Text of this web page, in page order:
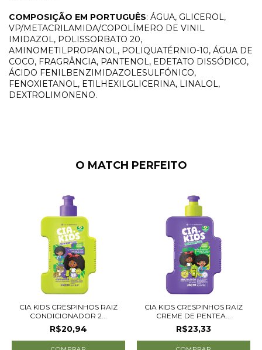
COMPOSIÇÃO EM PORTUGUÊS: ÁGUA, GLICEROL,
VP/METACRILAMIDA/COPOLÍMERO DE VINIL
IMIDAZOL, POLISSORBATO 20,
AMINOMETILPROPANOL, POLIQUATÉRNIO-10, ÁGUA DE
COCO, FRAGRÂNCIA, PANTENOL, EDETATO DISSÓDICO,
ÁCIDO FENILBENZIMIDAZOLESULFÓNICO,
FENOXIETANOL, ETILHEXILGLICERINA, LINALOL,
DEXTROLIMONENO.
O MATCH PERFEITO
CIA KIDS CRESPINHOS RAIZ
CONDICIONADOR 2...
R$20,94
CIA KIDS CRESPINHOS RAIZ
CREME DE PENTEA...
R$23,33